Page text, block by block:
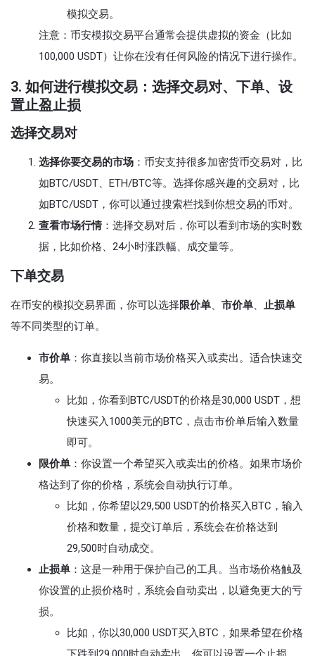
模拟交易。
注意：币安模拟交易平台通常会提供虚拟的资金（比如
100,000 USDT）让你在没有任何风险的情况下进行操作。
3. 如何进行模拟交易：选择交易对、下单、设
置止盈止损
选择交易对
选择你要交易的市场 ：币安支持很多加密货币交易对，比
如BTC/USDT、ETH/BTC等。选择你感兴趣的交易对，比
如BTC/USDT，你可以通过搜索栏找到你想交易的币对。
查看市场行情 ：选择交易对后，你可以看到市场的实时数
据，比如价格、24小时涨跌幅、成交量等。
下单交易
在币安的模拟交易界面，你可以选择限价单、 市价单、 止损单
等不同类型的订单。
市价单 ：你直接以当前市场价格买入或卖出。适合快速交
易。
比如，你看到BTC/USDT的价格是30,000 USDT，想
快速买入1000美元的BTC，点击市价单后输入数量
即可。
限价单 ：你设置一个希望买入或卖出的价格。如果市场价
格达到了你的价格，系统会自动执行订单。
比如，你希望以29,500 USDT的价格买入BTC，输入
价格和数量，提交订单后，系统会在价格达到
29,500时自动成交。
止损单 ：这是一种用于保护自己的工具。当市场价格触及
你设置的止损价格时，系统会自动卖出，以避免更大的亏
损。
比如，你以30,000 USDT买入BTC，如果希望在价格